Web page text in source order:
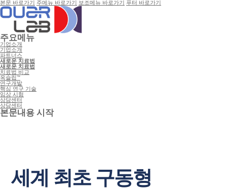
본문 바로가기 주메뉴 바로가기 보조메뉴 바로가기 푸터 바로가기
주요메뉴
기업소개
기업소개
파트너스
새로운 치료법
새로운 치료법
치료법 비교
옥슬립™
연구개발
핵심 연구 기술
임상 시험
상담센터
상담센터
본문내용 시작
세계 최초 구동형